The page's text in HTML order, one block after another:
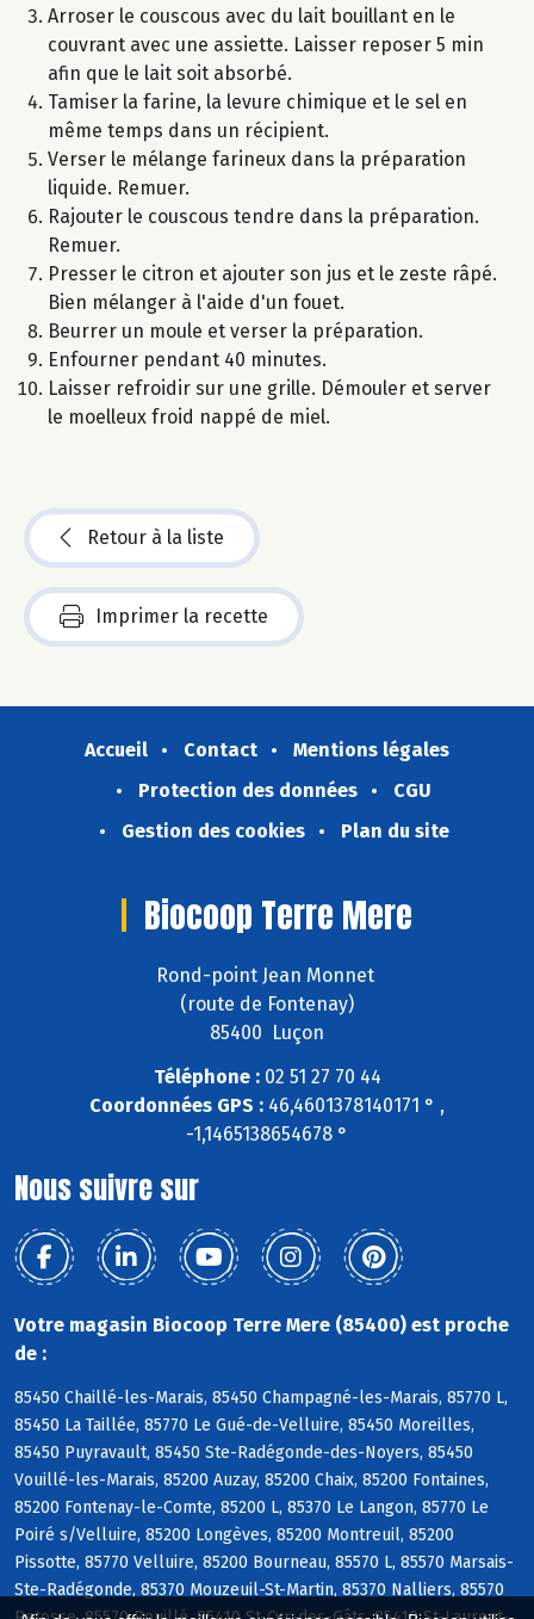
Arroser le couscous avec du lait bouillant en le
couvrant avec une assiette. Laisser reposer 5 min
afin que le lait soit absorbé.
Tamiser la farine, la levure chimique et le sel en
même temps dans un récipient.
Verser le mélange farineux dans la préparation
liquide. Remuer.
Rajouter le couscous tendre dans la préparation.
Remuer.
Presser le citron et ajouter son jus et le zeste râpé.
Bien mélanger à l'aide d'un fouet.
Beurrer un moule et verser la préparation.
Enfourner pendant 40 minutes.
Laisser refroidir sur une grille. Démouler et server
le moelleux froid nappé de miel.
Retour à la liste
Imprimer la recette
Accueil Contact
Mentions légales
Protection des données
CGU
Gestion des cookies
Plan du site
Biocoop Terre Mere
Rond-point Jean Monnet
(route de Fontenay)
85400 Luçon
Téléphone :02 51 27 70 44
Coordonnées GPS : 46,4601378140171 ° ,
-1,1465138654678 °
Nous suivre sur
Votre magasin Biocoop Terre Mere (85400) est proche
de :
85450 Chaillé-les-Marais, 85450 Champagné-les-Marais, 85770 L,
85450 La Taillée, 85770 Le Gué-de-Velluire, 85450 Moreilles,
85450 Puyravault, 85450 Ste-Radégonde-des-Noyers, 85450
Vouillé-les-Marais, 85200 Auzay, 85200 Chaix, 85200 Fontaines,
85200 Fontenay-le-Comte, 85200 L, 85370 Le Langon, 85770 Le
Poiré s/Velluire, 85200 Longèves, 85200 Montreuil, 85200
Pissotte, 85770 Velluire, 85200 Bourneau, 85570 L, 85570 Marsais-
Ste-Radégonde, 85370 Mouzeuil-St-Martin, 85370 Nalliers, 85570